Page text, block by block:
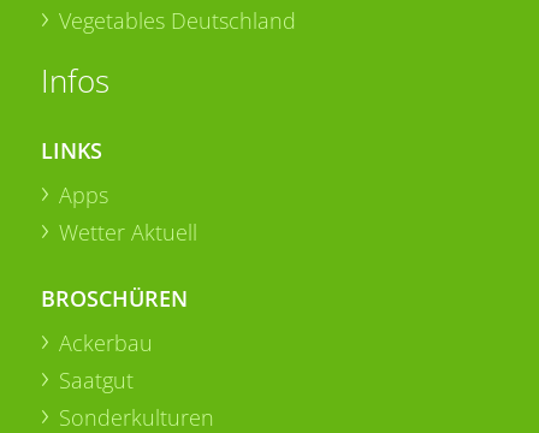
Vegetables Deutschland
Infos
LINKS
Apps
Wetter Aktuell
BROSCHÜREN
Ackerbau
Saatgut
Sonderkulturen